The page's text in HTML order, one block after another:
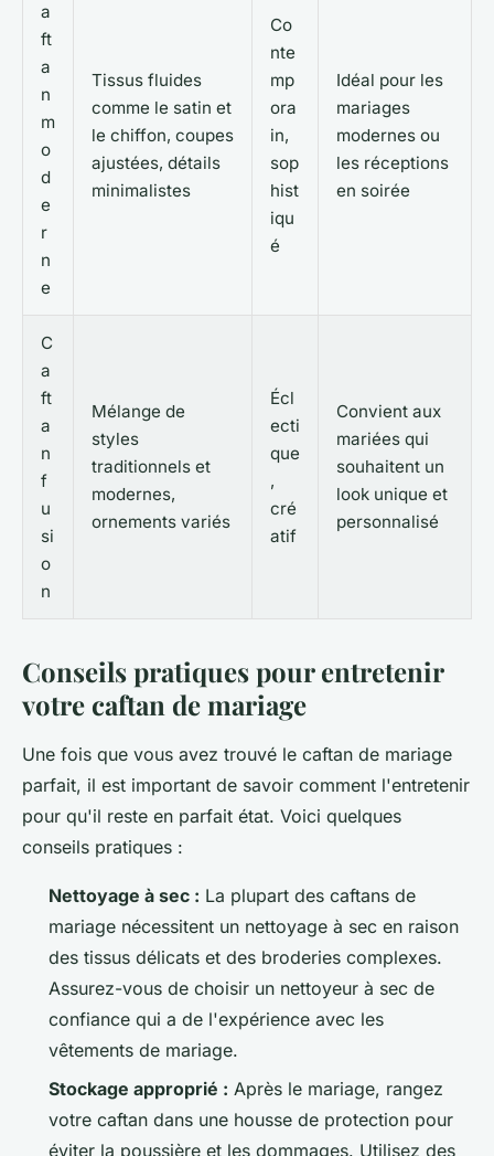
a
ft
a
n
m
o
d
e
r
n
e
Tissus fluides
comme le satin et
le chiffon, coupes
ajustées, détails
minimalistes
Co
nte
mp
ora
in,
sop
hist
iqu
é
Idéal pour les
mariages
modernes ou
les réceptions
en soirée
C
a
ft
a
n
f
u
si
o
n
Mélange de
styles
traditionnels et
modernes,
ornements variés
Écl
ecti
que
,
cré
atif
Convient aux
mariées qui
souhaitent un
look unique et
personnalisé
Conseils pratiques pour entretenir
votre caftan de mariage
Une fois que vous avez trouvé le caftan de mariage
parfait, il est important de savoir comment l'entretenir
pour qu'il reste en parfait état. Voici quelques
conseils pratiques :
Nettoyage à sec : La plupart des caftans de
mariage nécessitent un nettoyage à sec en raison
des tissus délicats et des broderies complexes.
Assurez-vous de choisir un nettoyeur à sec de
confiance qui a de l'expérience avec les
vêtements de mariage.
Stockage approprié : Après le mariage, rangez
votre caftan dans une housse de protection pour
éviter la poussière et les dommages. Utilisez des